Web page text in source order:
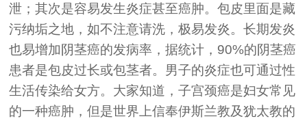
泄；其次是容易发生炎症甚至癌肿。包皮里面是藏
污纳垢之地，如不注意请洗，极易发炎。长期发炎
也易增加阴茎癌的发病率，据统计，90%的阴茎癌
患者是包皮过长或包茎者。男子的炎症也可通过性
生活传染给女方。大家知道，子宫颈癌是妇女常见
的一种癌肿，但是世界上信奉伊斯兰教及犹太教的